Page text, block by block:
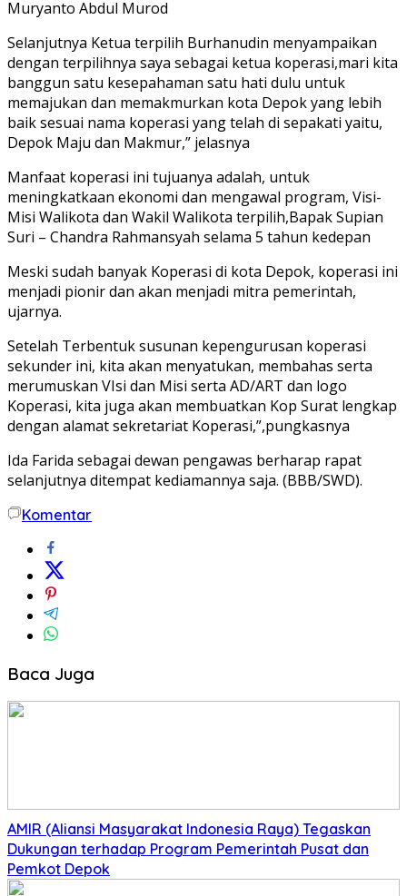
Muryanto Abdul Murod
Selanjutnya Ketua terpilih Burhanudin menyampaikan
dengan terpilihnya saya sebagai ketua koperasi,mari kita
banggun satu kesepahaman satu hati dulu untuk
memajukan dan memakmurkan kota Depok yang lebih
baik sesuai nama koperasi yang telah di sepakati yaitu,
Depok Maju dan Makmur,” jelasnya
Manfaat koperasi ini tujuanya adalah, untuk
meningkatkaan ekonomi dan mengawal program, Visi-
Misi Walikota dan Wakil Walikota terpilih,Bapak Supian
Suri – Chandra Rahmansyah selama 5 tahun kedepan
Meski sudah banyak Koperasi di kota Depok, koperasi ini
menjadi pionir dan akan menjadi mitra pemerintah,
ujarnya.
Setelah Terbentuk susunan kepengurusan koperasi
sekunder ini, kita akan menyatukan, membahas serta
merumuskan VIsi dan Misi serta AD/ART dan logo
Koperasi, kita juga akan membuatkan Kop Surat lengkap
dengan alamat sekretariat Koperasi,”,pungkasnya
Ida Farida sebagai dewan pengawas berharap rapat
selanjutnya ditempat kediamannya saja. (BBB/SWD).
Komentar
Baca Juga
AMIR (Aliansi Masyarakat Indonesia Raya) Tegaskan
Dukungan terhadap Program Pemerintah Pusat dan
Pemkot Depok